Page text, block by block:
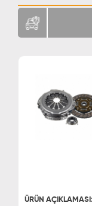
ÜRÜN AÇIKLAMASI: